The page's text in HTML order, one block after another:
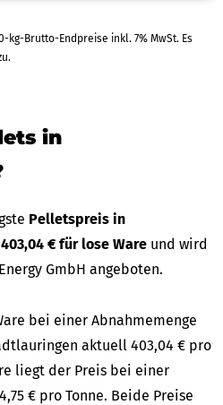
Endpreise inkl. 7% MwSt. Es
hinzu.
in
Pelletspreis in
403,04 € für lose Ware und wird
GmbH angeboten.
bei einer Abnahmemenge
aktuell 403,04 € pro
liegt der Preis bei einer
€ pro Tonne. Beide Preise